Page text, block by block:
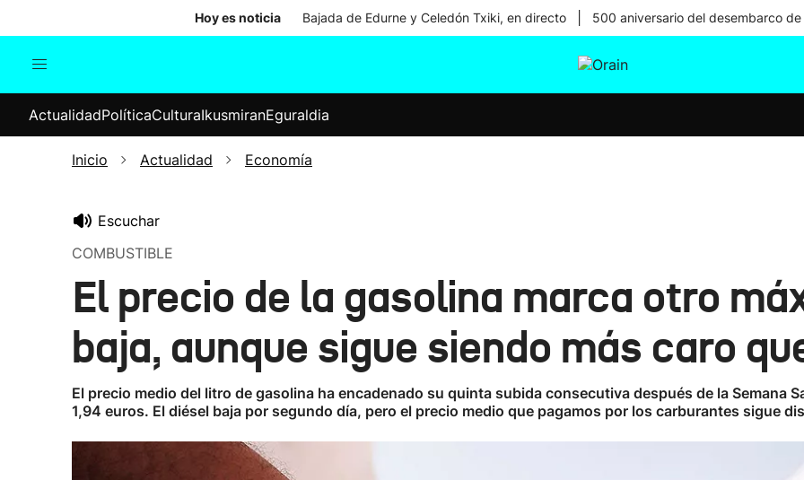
Hoy es noticia Bajada de Edurne y Celedón Txiki, en directo 500 aniversario del desembarco de
Internacional
Elecciones
ActualidadPolíticaCulturaIkusmiranEguraldia
Inicio Actualidad Economía
Escuchar
COMBUSTIBLE
El precio de la gasolina marca otro
baja, aunque sigue siendo más caro
El precio medio del litro de gasolina ha encadenado su quinta subida consecutiva después de la Semana
1,94 euros. El diésel baja por segundo día, pero el precio medio que pagamos por los carburantes sigue